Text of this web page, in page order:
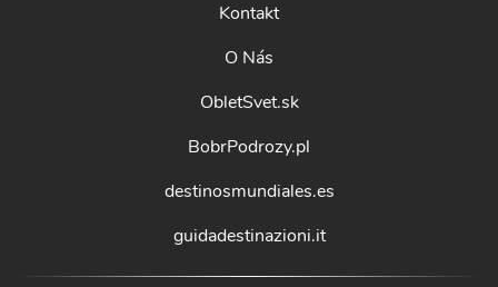
Kontakt
O Nás
ObletSvet.sk
BobrPodrozy.pl
destinosmundiales.es
guidadestinazioni.it